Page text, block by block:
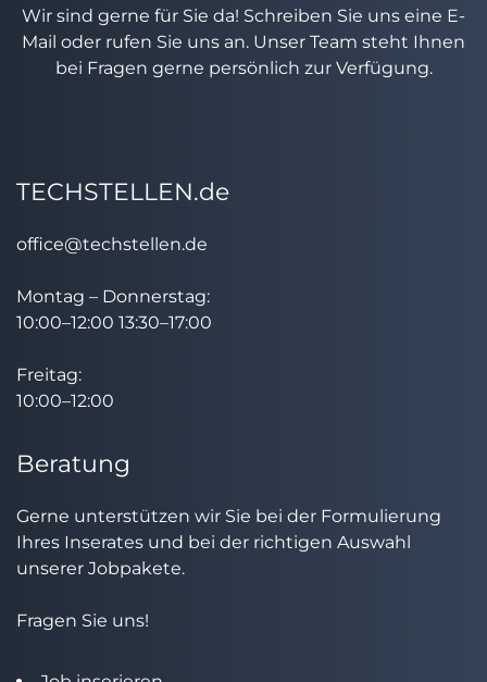
Wir sind gerne für Sie da! Schreiben Sie uns eine E-
Mail oder rufen Sie uns an. Unser Team steht Ihnen
bei Fragen gerne persönlich zur Verfügung.
TECHSTELLEN.de
office@techstellen.de
Montag – Donnerstag:
10:00–12:00 13:30–17:00
Freitag:
10:00–12:00
Beratung
Gerne unterstützen wir Sie bei der Formulierung
Ihres Inserates und bei der richtigen Auswahl
unserer Jobpakete.
Fragen Sie uns!